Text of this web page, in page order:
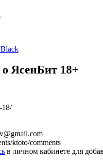
ЯсенБит 18+
18/
ktoto/comments
в личном кабинете для